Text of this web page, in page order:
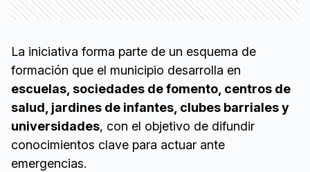
La iniciativa forma parte de un esquema de
formación que el municipio desarrolla en
escuelas, sociedades de fomento, centros de
salud, jardines de infantes, clubes barriales y
universidades, con el objetivo de difundir
conocimientos clave para actuar ante
emergencias.